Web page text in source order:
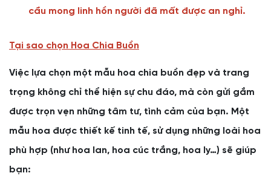
cầu mong linh hồn người đã mất được an nghỉ.
Tại sao chọn Hoa Chia Buồn
Việc lựa chọn một mẫu hoa chia buồn đẹp và trang
trọng không chỉ thể hiện sự chu đáo, mà còn gửi gắm
được trọn vẹn những tâm tư, tình cảm của bạn. Một
mẫu hoa được thiết kế tinh tế, sử dụng những loài hoa
phù hợp (như hoa lan, hoa cúc trắng, hoa ly…) sẽ giúp
bạn: